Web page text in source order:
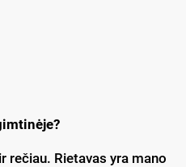
rečiau. Rietavas yra mano